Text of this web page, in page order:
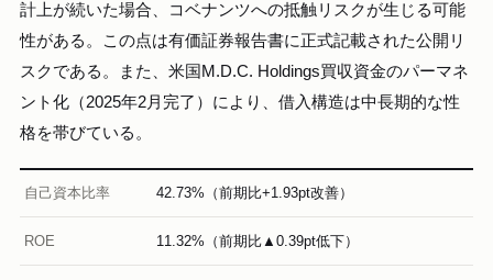
計上が続いた場合、コベナンツへの抵触リスクが生じる可能
性がある。この点は有価証券報告書に正式記載された公開リ
スクである。また、米国M.D.C. Holdings買収資金のパーマネ
ント化（2025年2月完了）により、借入構造は中長期的な性
格を帯びている。
自己資本比率 42.73%（前期比+1.93pt改善）
ROE 11.32%（前期比▲0.39pt低下）